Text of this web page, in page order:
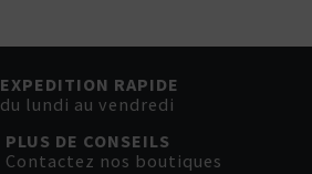
EXPEDITION RAPIDE
du lundi au vendredi
PLUS DE CONSEILS
Contactez nos boutiques